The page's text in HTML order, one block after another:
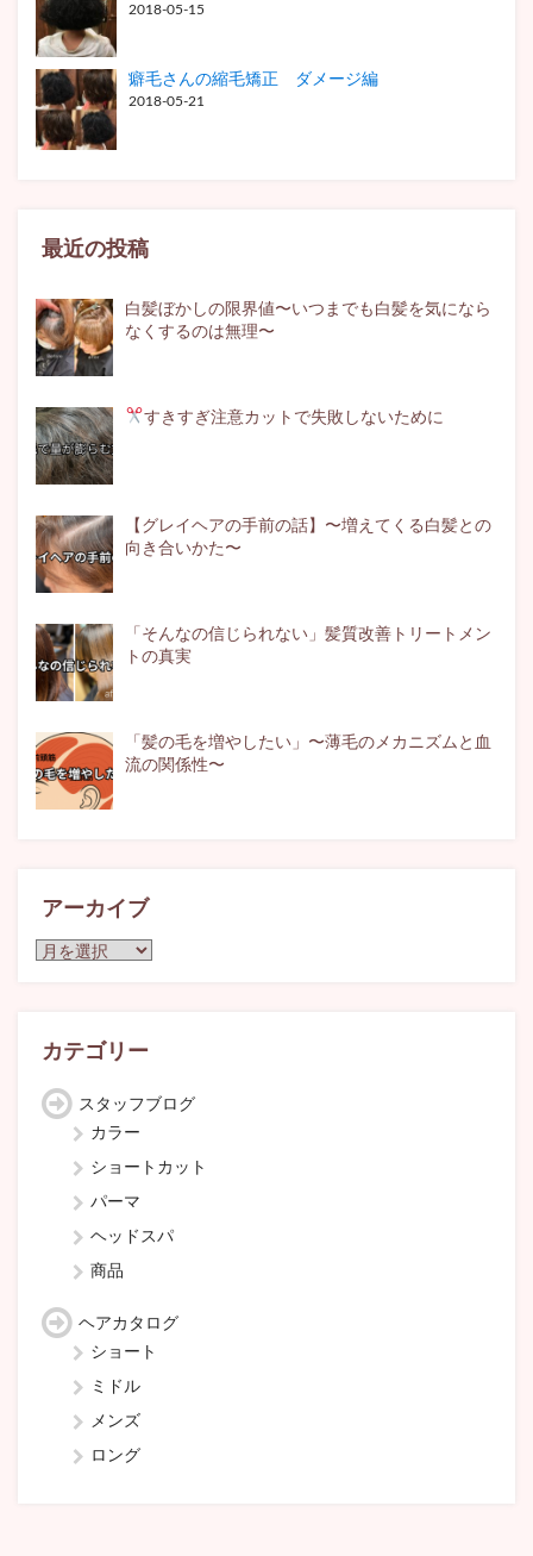
2018-05-15
癖毛さんの縮毛矯正 ダメージ編
2018-05-21
最近の投稿
白髪ぼかしの限界値〜いつまでも白髪を気になら
なくするのは無理〜
すきすぎ注意カットで失敗しないために
【グレイヘアの手前の話】〜増えてくる白髪との
向き合いかた〜
「そんなの信じられない」髪質改善トリートメン
トの真実
「髪の毛を増やしたい」〜薄毛のメカニズムと血
流の関係性〜
アーカイブ
ア
ブ
カテゴリー
スタッフブログ
カラー
ショートカット
パーマ
ヘッドスパ
商品
ヘアカタログ
ショート
ミドル
メンズ
ロング